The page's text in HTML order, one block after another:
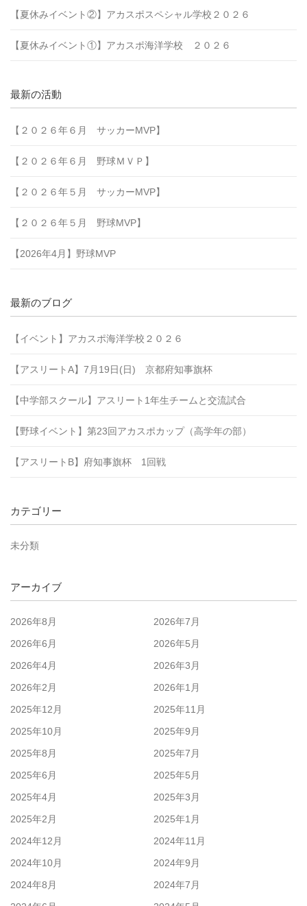
【夏休みイベント②】アカスポスペシャル学校２０２６
【夏休みイベント①】アカスポ海洋学校 ２０２６
最新の活動
【２０２６年６月 サッカーMVP】
【２０２６年６月 野球ＭＶＰ】
【２０２６年５月 サッカーMVP】
【２０２６年５月 野球MVP】
【2026年4月】野球MVP
最新のブログ
【イベント】アカスポ海洋学校２０２６
【アスリートA】7月19日(日) 京都府知事旗杯
【中学部スクール】アスリート1年生チームと交流試合
【野球イベント】第23回アカスポカップ（高学年の部）
【アスリートB】府知事旗杯 1回戦
カテゴリー
未分類
アーカイブ
2026年8月
2026年7月
2026年6月
2026年5月
2026年4月
2026年3月
2026年2月
2026年1月
2025年12月
2025年11月
2025年10月
2025年9月
2025年8月
2025年7月
2025年6月
2025年5月
2025年4月
2025年3月
2025年2月
2025年1月
2024年12月
2024年11月
2024年10月
2024年9月
2024年8月
2024年7月